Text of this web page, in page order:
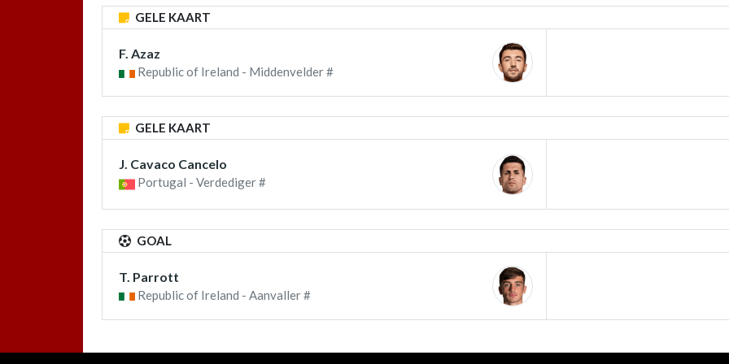
GELE KAART
F. Azaz
Republic of Ireland - Middenvelder #
GELE KAART
J. Cavaco Cancelo
Portugal - Verdediger #
GOAL
T. Parrott
Republic of Ireland - Aanvaller #